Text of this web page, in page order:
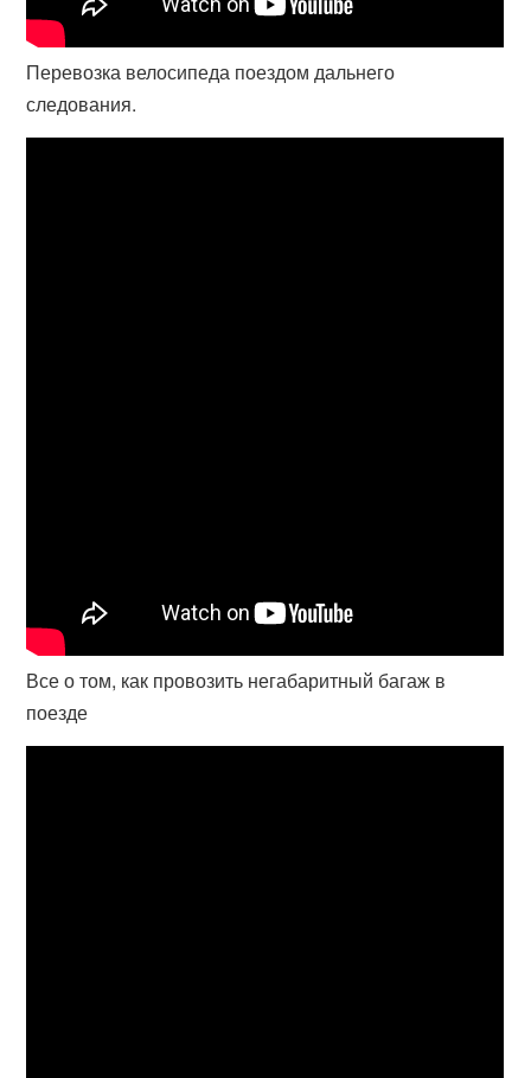
Перевозка велосипеда поездом дальнего
следования.
Все о том, как провозить негабаритный багаж в
поезде